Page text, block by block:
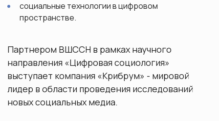
социальные технологии в цифровом
пространстве.
Партнером ВШССН в рамках научного
направления «Цифровая социология»
выступает компания «Крибрум» - мировой
лидер в области проведения исследований
новых социальных медиа.